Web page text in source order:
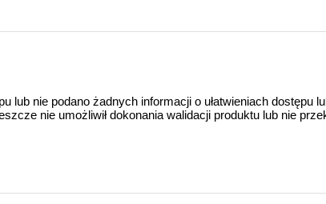
lub nie podano żadnych informacji o ułatwieniach dostępu
nie umożliwił dokonania walidacji produktu lub nie